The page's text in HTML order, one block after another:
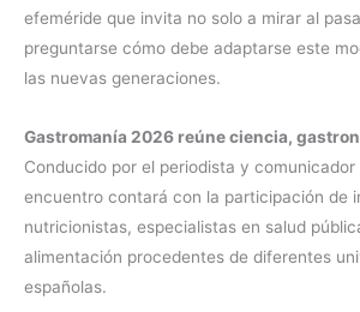
efeméride que invita no solo a mirar al
preguntarse cómo debe adaptarse este
las nuevas generaciones.
Gastromanía 2026 reúne ciencia,
Conducido por el periodista y comunicador
encuentro contará con la participación de
nutricionistas, especialistas en salud
alimentación procedentes de diferentes
españolas.